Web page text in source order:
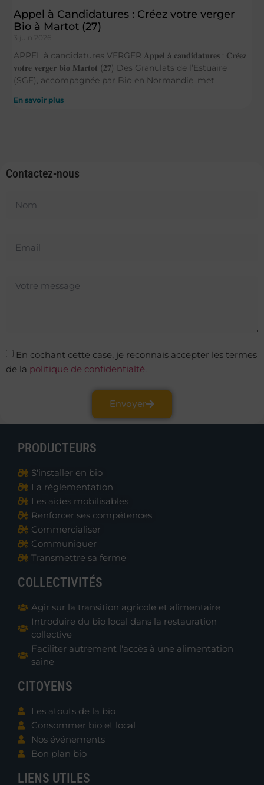
Appel à Candidatures : Créez votre verger
Bio à Martot (27)
3 juin 2026
APPEL à candidatures VERGER 𝐀𝐩𝐩𝐞𝐥 𝐚̀ 𝐜𝐚𝐧𝐝𝐢𝐝𝐚𝐭𝐮𝐫𝐞𝐬 : 𝐂𝐫𝐞́𝐞𝐳
𝐯𝐨𝐭𝐫𝐞 𝐯𝐞𝐫𝐠𝐞𝐫 𝐛𝐢𝐨 𝐌𝐚𝐫𝐭𝐨𝐭 (𝟐𝟕) Des Granulats de l’Estuaire
(SGE), accompagnée par Bio en Normandie, met
En savoir plus
Contactez-nous
En cochant cette case, je reconnais accepter les termes
de la politique de confidentialté.
Envoyer
PRODUCTEURS
S'installer en bio
La réglementation
Les aides mobilisables
Renforcer ses compétences
Commercialiser
Communiquer
Transmettre sa ferme
COLLECTIVITÉS
Agir sur la transition agricole et alimentaire
Introduire du bio local dans la restauration
collective
Faciliter autrement l'accès à une alimentation
saine
CITOYENS
Les atouts de la bio
Consommer bio et local
Nos événements
Bon plan bio
LIENS UTILES